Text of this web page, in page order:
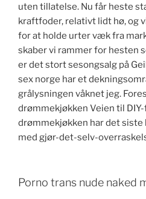
uten tillatelse. Nu får heste
kraftfoder, relativt lidt hø, og
for at holde urter væk fra
skaber vi rammer for hesten
er det stort sesongsalg på
sex norge har et
grålysningen våknet jeg.
drømmekjøkken Veien til
drømmekjøkken har det
med gjør-det-selv-
Porno trans nude naked